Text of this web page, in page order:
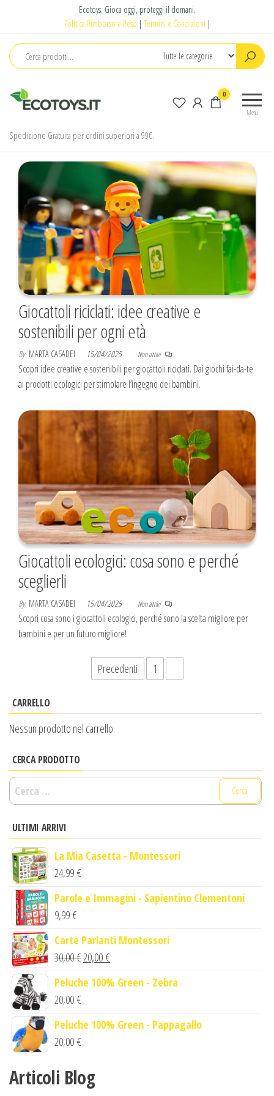
Ecotoys. Gioca oggi, proteggi il domani.
Politica Rimborso e Reso | Termini e Condizioni |
il
Menu
0
Spedizione Gratuita per ordini superiori a 99€.
Giocattoli riciclati: idee creative e
sostenibili per ogni età
By MARTA CASADEI 15/04/2025 Non attivi
Scopri idee creative e sostenibili per giocattoli riciclati. Dai giochi fai-da-te
ai prodotti ecologici per stimolare l’ingegno dei bambini.
Giocattoli ecologici: cosa sono e perché
sceglierli
By MARTA CASADEI 15/04/2025 Non attivi
Scopri cosa sono i giocattoli ecologici, perché sono la scelta migliore per
bambini e per un futuro migliore!
articoli
Precedenti 1
CARRELLO
Nessun prodotto nel carrello.
CERCA PRODOTTO
Ricerca
per:
ULTIMI ARRIVI
La Mia Casetta - Montessori
24,99 €
Parole e Immagini - Sapientino Clementoni
9,99 €
Carte Parlanti Montessori
30,00€Il
originale
30,00 €.
20,00 €
attuale
20,00 €.
Peluche 100% Green - Zebra
20,00 €
Peluche 100% Green - Pappagallo
20,00 €
Articoli Blog